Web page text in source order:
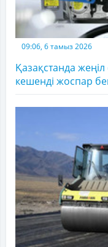
09:06, 6 тамыз 2026
Қазақстанда жеңіл
кешенді жоспар